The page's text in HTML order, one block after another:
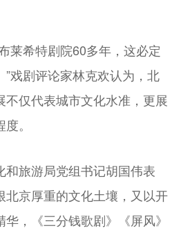
莱希特剧院60多年，这必定
戏剧评论家林克欢认为，北
仅代表城市文化水准，更展
。
和旅游局党组书记胡国伟表
北京厚重的文化土壤，又以开
，《三分钱歌剧》《屏风》